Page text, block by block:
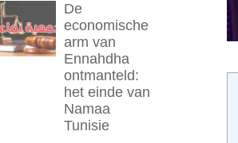
De
economische
arm van
Ennahdha
ontmanteld:
het einde van
Namaa
Tunisie